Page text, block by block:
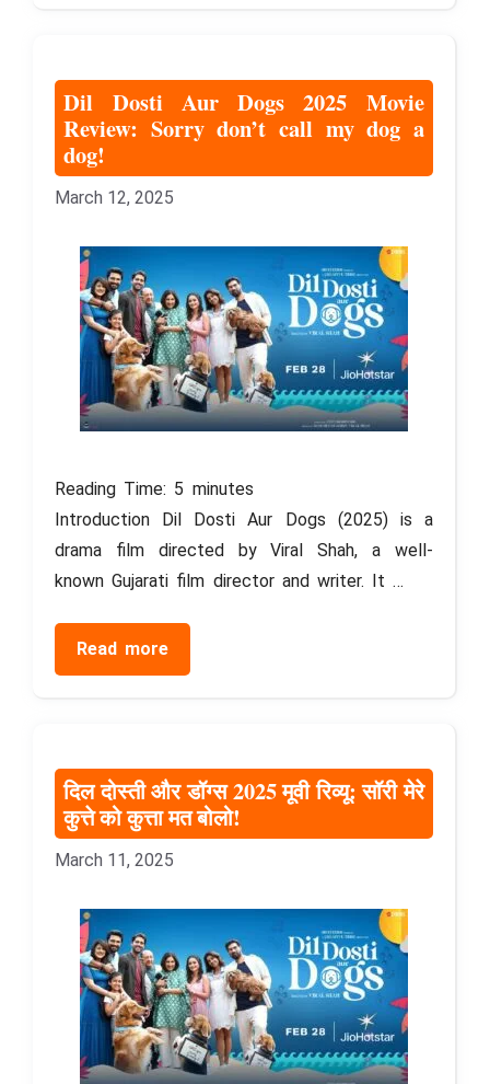
Dil Dosti Aur Dogs 2025 Movie
Review: Sorry don’t call my dog ​​a
dog!
March 12, 2025
Reading Time: 5 minutes
Introduction Dil Dosti Aur Dogs (2025) is a
drama film directed by Viral Shah, a well-
known Gujarati film director and writer. It …
Read more
दिल दोस्ती और डॉग्स 2025 मूवी रिव्यू: सॉरी मेरे
कुत्ते को कुत्ता मत बोलो!
March 11, 2025